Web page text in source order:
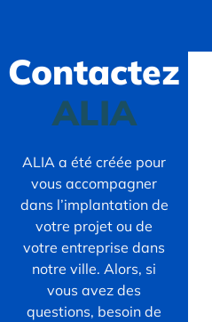
Contactez
ALIA
ALIA a été créée pour
vous accompagner
dans l’implantation de
votre projet ou de
votre entreprise dans
notre ville. Alors, si
vous avez des
questions, besoin de